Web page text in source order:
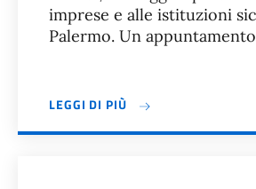
imprese e alle istituzioni
Palermo. Un
LEGGI DI PIÙ